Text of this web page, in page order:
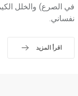
في الصرع) والخلل
نفساني.
اقرأ المزيد